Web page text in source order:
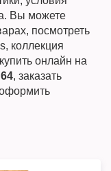
Вы можете
посмотреть
коллекция
онлайн на
, заказать